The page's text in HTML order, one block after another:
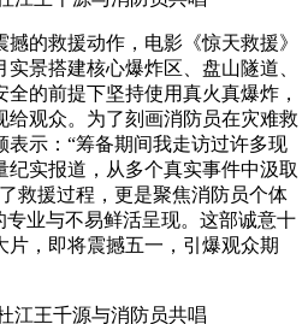
的救援动作，电影《惊天救援》
景搭建核心爆炸区、盘山隧道、
的前提下坚持使用真火真爆炸，
给观众。为了刻画消防员在灾难救
示：“筹备期间我走访过许多现
纪实报道，从多个真实事件中汲取
救援过程，更是聚焦消防员个体
专业与不易鲜活呈现。这部诚意十
片，即将震撼五一，引爆观众期